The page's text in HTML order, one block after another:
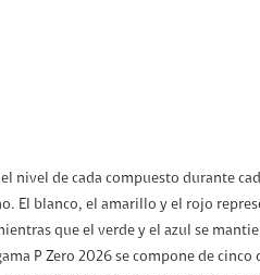
nivel de cada compuesto durante
El blanco, el amarillo y el rojo
que el verde y el azul se
P Zero 2026 se compone de cinco